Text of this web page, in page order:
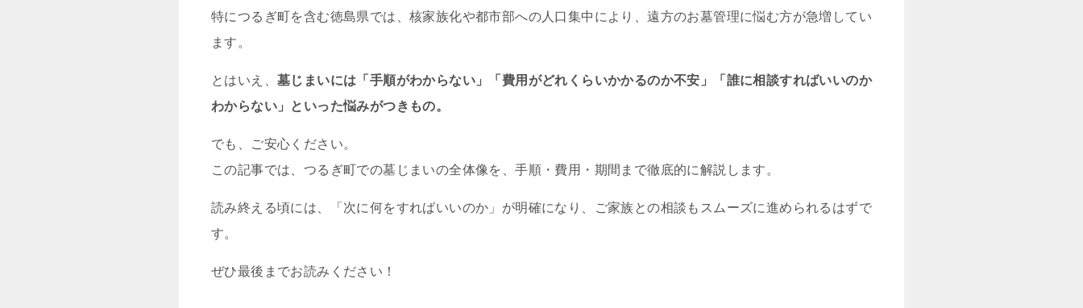
特につるぎ町を含む徳島県では、核家族化や都市部への人口集中により、遠方のお墓管理に悩む方が急増してい
ます。
とはいえ、 墓じまいには「手順がわからない」「費用がどれくらいかかるのか不安」「誰に相談すればいいのか
わからない」といった悩みがつきもの。
でも、ご安心ください。
この記事では、つるぎ町での墓じまいの全体像を、手順・費用・期間まで徹底的に解説します。
読み終える頃には、「次に何をすればいいのか」が明確になり、ご家族との相談もスムーズに進められるはずで
す。
ぜひ最後までお読みください！